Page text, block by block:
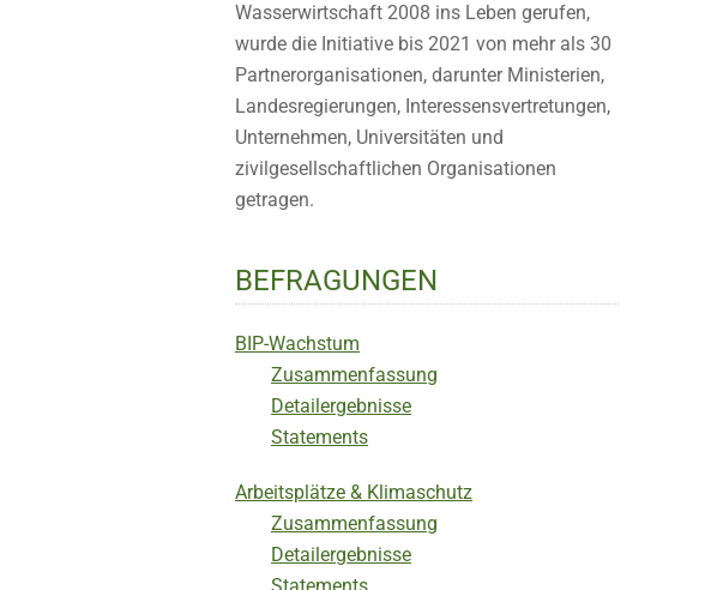
Wasserwirtschaft 2008 ins Leben gerufen,
wurde die Initiative bis 2021 von mehr als 30
Partnerorganisationen, darunter Ministerien,
Landesregierungen, Interessensvertretungen,
Unternehmen, Universitäten und
zivilgesellschaftlichen Organisationen
getragen.
BEFRAGUNGEN
BIP-Wachstum
Zusammenfassung
Detailergebnisse
Statements
Arbeitsplätze & Klimaschutz
Zusammenfassung
Detailergebnisse